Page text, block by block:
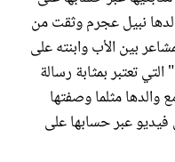
نبيل عجرم وثقت من
بين الأب وابنته على
تعتبر بمثابة رسالة
مثلما وصفتها
فيديو عبر حسابها على